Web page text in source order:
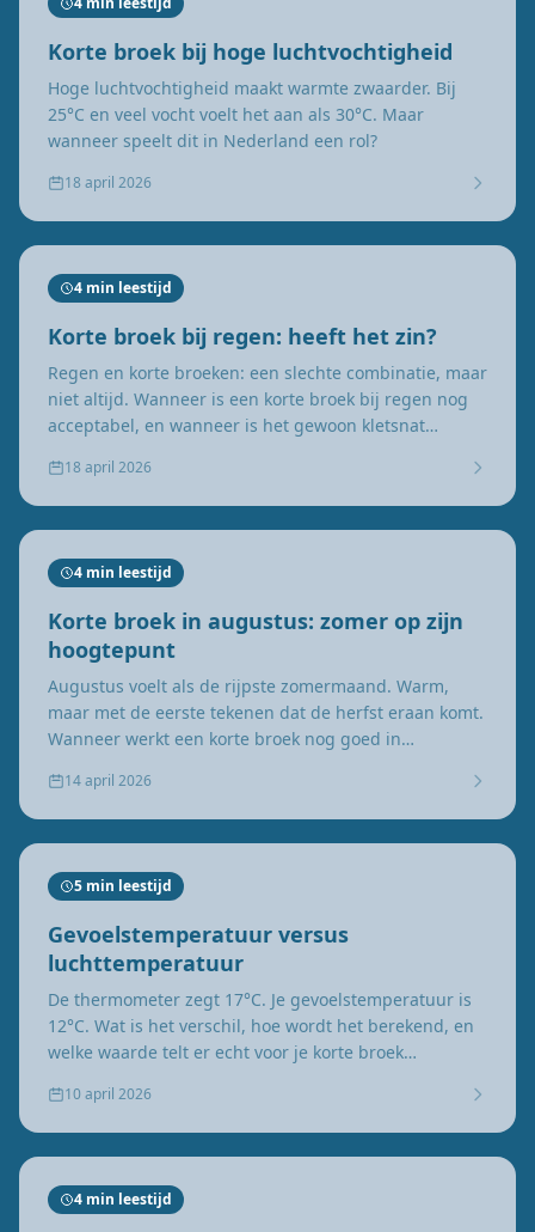
Korte broek bij hoge luchtvochtigheid
Hoge luchtvochtigheid maakt warmte zwaarder. Bij
25°C en veel vocht voelt het aan als 30°C. Maar
wanneer speelt dit in Nederland een rol?
18 april 2026
4 min leestijd
Korte broek bij regen: heeft het zin?
Regen en korte broeken: een slechte combinatie, maar
niet altijd. Wanneer is een korte broek bij regen nog
acceptabel, en wanneer is het gewoon kletsnat
18 april 2026
4 min leestijd
Korte broek in augustus: zomer op zijn
hoogtepunt
Augustus voelt als de rijpste zomermaand. Warm,
maar met de eerste tekenen dat de herfst eraan komt.
Wanneer werkt een korte broek nog goed in
14 april 2026
5 min leestijd
Gevoelstemperatuur versus
luchttemperatuur
De thermometer zegt 17°C. Je gevoelstemperatuur is
12°C. Wat is het verschil, hoe wordt het berekend, en
welke waarde telt er echt voor je korte broek
10 april 2026
4 min leestijd